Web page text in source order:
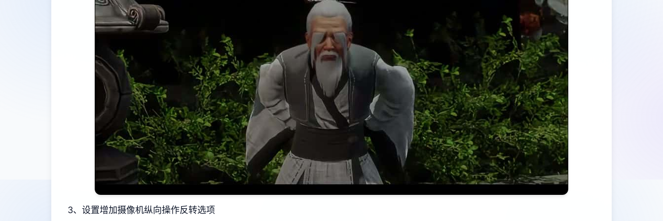
3、设置增加摄像机纵向操作反转选项